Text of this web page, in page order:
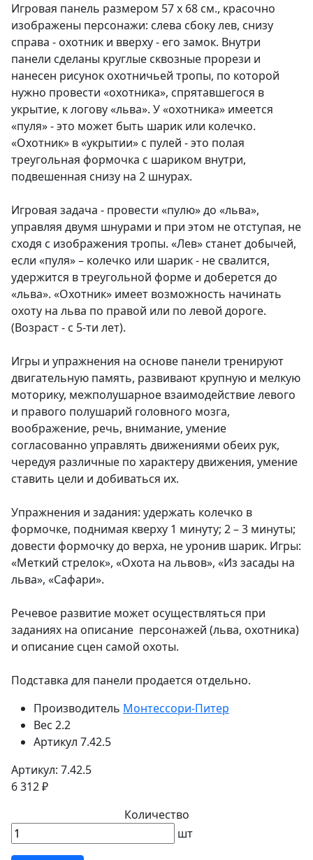
Игровая панель размером 57 х 68 см., красочно
изображены персонажи: слева сбоку лев, снизу
справа - охотник и вверху - его замок. Внутри
панели сделаны круглые сквозные прорези и
нанесен рисунок охотничьей тропы, по которой
нужно провести «охотника», спрятавшегося в
укрытие, к логову «льва». У «охотника» имеется
«пуля» - это может быть шарик или колечко.
«Охотник» в «укрытии» с пулей - это полая
треугольная формочка с шариком внутри,
подвешенная снизу на 2 шнурах.
Игровая задача - провести «пулю» до «льва»,
управляя двумя шнурами и при этом не отступая, не
сходя с изображения тропы. «Лев» станет добычей,
если «пуля» – колечко или шарик - не свалится,
удержится в треугольной форме и доберется до
«льва». «Охотник» имеет возможность начинать
охоту на льва по правой или по левой дороге.
(Возраст - с 5-ти лет).
Игры и упражнения на основе панели тренируют
двигательную память, развивают крупную и мелкую
моторику, межполушарное взаимодействие левого
и правого полушарий головного мозга,
воображение, речь, внимание, умение
согласованно управлять движениями обеих рук,
чередуя различные по характеру движения, умение
ставить цели и добиваться их.
Упражнения и задания: удержать колечко в
формочке, поднимая кверху 1 минуту; 2 – 3 минуты;
довести формочку до верха, не уронив шарик. Игры:
«Меткий стрелок», «Охота на львов», «Из засады на
льва», «Сафари».
Речевое развитие может осуществляться при
заданиях на описание персонажей (льва, охотника)
и описание сцен самой охоты.
Подставка для панели продается отдельно.
Производитель Монтессори-Питер
Вес 2.2
Артикул 7.42.5
Артикул: 7.42.5
6 312 ₽
Количество
шт